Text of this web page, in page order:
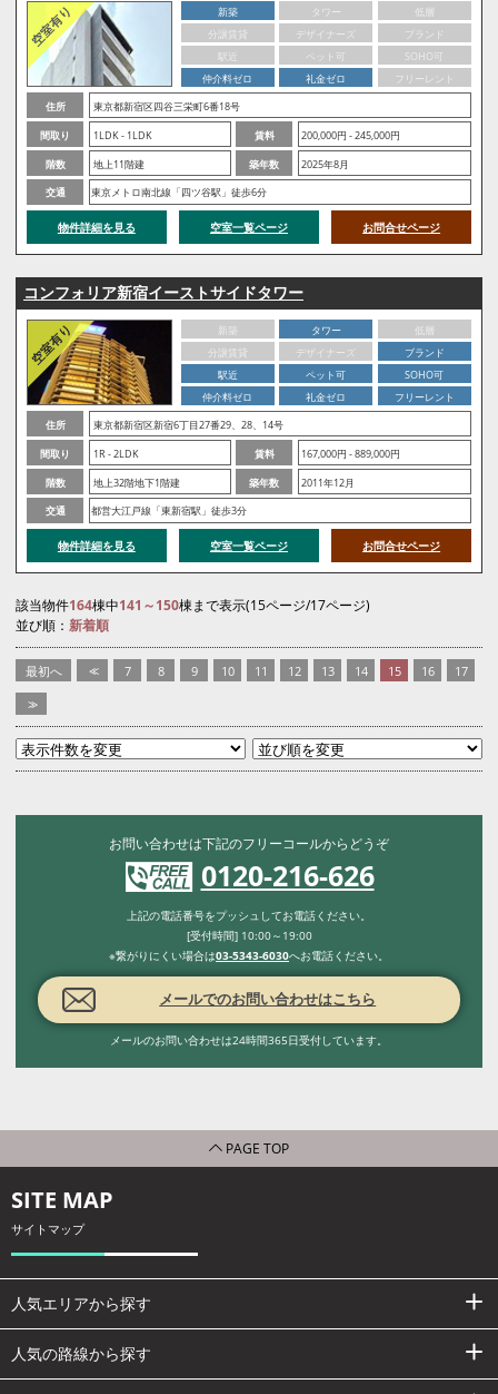
新築 タワー
低層
分譲賃貸
デザイナーズ
ブランド
駅近
ペット可
SOHO可
仲介料ゼロ
礼金ゼロ
フリーレント
住所
東京都新宿区四谷三栄町6番18号
間取り
1LDK - 1LDK 賃料
200,000円 - 245,000円
階数
地上11階建 築年数
2025年8月
交通
東京メトロ南北線「四ツ谷駅」徒歩6分
物件詳細を見る 空室一覧ページ お問合せページ
コンフォリア新宿イーストサイドタワー
新築 タワー
低層
分譲賃貸
デザイナーズ
ブランド
駅近
ペット可
SOHO可
仲介料ゼロ
礼金ゼロ
フリーレント
住所
東京都新宿区新宿6丁目27番29、28、14号
間取り
1R - 2LDK 賃料
167,000円 - 889,000円
階数
地上32階地下1階建 築年数
2011年12月
交通
都営大江戸線「東新宿駅」徒歩3分
物件詳細を見る 空室一覧ページ お問合せページ
該当物件164棟中141～150棟まで表示(15ページ/17ページ)
並び順： 新着順
最初へ << 7 8 9 10 11 12 13 14 15 16
17
>>
お問い合わせは下記のフリーコールからどうぞ
0120-216-626
上記の電話番号をプッシュしてお電話ください。
[受付時間] 10:00～19:00
※繋がりにくい場合は03-5343-6030へお電話ください。
メールでのお問い合わせはこちら
メールのお問い合わせは24時間365日受付しています。
PAGE TOP
SITE MAP
サイトマップ
人気エリアから探す
人気の路線から探す